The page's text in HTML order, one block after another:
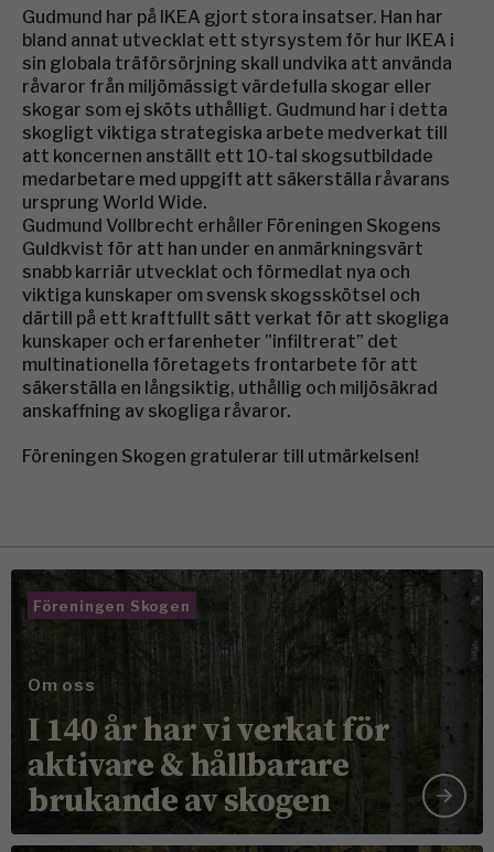
Gudmund har på IKEA gjort stora insatser. Han har
bland annat utvecklat ett styrsystem för hur IKEA i
sin globala träförsörjning skall undvika att använda
råvaror från miljömässigt värdefulla skogar eller
skogar som ej sköts uthålligt. Gudmund har i detta
skogligt viktiga strategiska arbete medverkat till
att koncernen anställt ett 10-tal skogsutbildade
medarbetare med uppgift att säkerställa råvarans
ursprung World Wide.
Gudmund Vollbrecht erhåller Föreningen Skogens
Guldkvist för att han under en anmärkningsvärt
snabb karriär utvecklat och förmedlat nya och
viktiga kunskaper om svensk skogsskötsel och
därtill på ett kraftfullt sätt verkat för att skogliga
kunskaper och erfarenheter ”infiltrerat” det
multinationella företagets frontarbete för att
säkerställa en långsiktig, uthållig och miljösäkrad
anskaffning av skogliga råvaror.
Föreningen Skogen gratulerar till utmärkelsen!
Föreningen Skogen
Om oss
I 140 år har vi verkat för
aktivare & hållbarare
brukande av skogen